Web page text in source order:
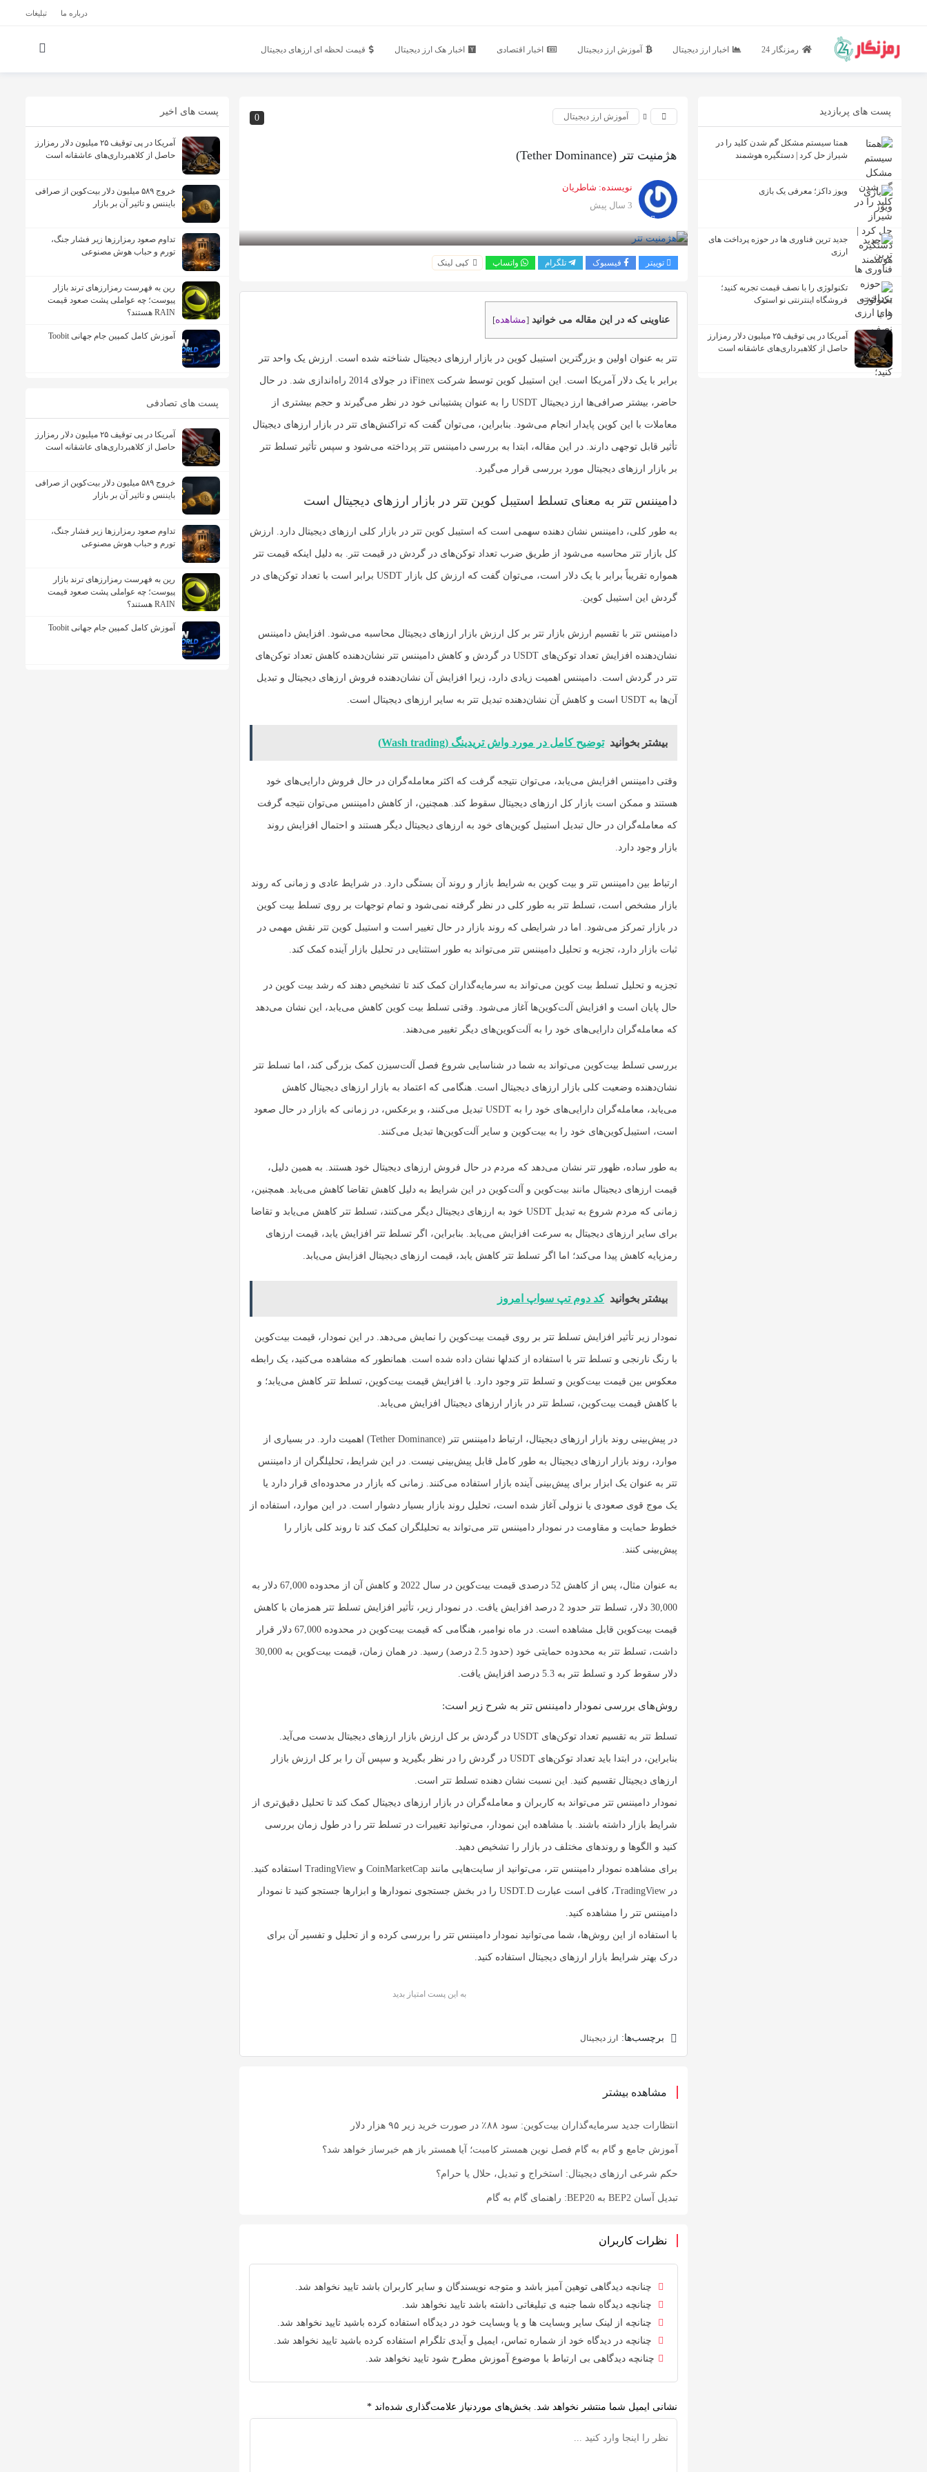
درباره ما تبلیغات
رمزنگار 24 اخبار ارز دیجیتال آموزش ارز دیجیتال اخبار اقتصادی اخبار هک ارز دیجیتال قیمت لحظه ای ارزهای دیجیتال
پست های پربازدید
همتا سیستم مشکل گم شدن کلید را در
شیراز حل کرد | دستگیره هوشمند
ویوز داکز؛ معرفی یک بازی
جدید ترین فناوری ها در حوزه پرداخت های
ارزی
تکنولوژی را با نصف قیمت تجربه کنید؛
فروشگاه اینترنتی نو استوک
آمریکا در پی توقیف ۲۵ میلیون دلار رمزارز
حاصل از کلاهبرداری‌های عاشقانه است
0 آموزش ارز دیجیتال
هژمنیت تتر (Tether Dominance)
نویسنده: شاطریان
3 سال پیش
توییتر فیسبوک تلگرام واتساپ کپی لینک
عناوینی که در این مقاله می خوانید [مشاهده]
تتر به عنوان اولین و بزرگترین استیبل کوین در بازار ارزهای دیجیتال شناخته شده است. ارزش یک واحد تتر
برابر با یک دلار آمریکا است. این استیبل کوین توسط شرکت iFinex در جولای 2014 راه‌اندازی شد. در حال
حاضر، بیشتر صرافی‌ها ارز دیجیتال USDT را به عنوان پشتیبانی خود در نظر می‌گیرند و حجم بیشتری از
معاملات با این کوین پایدار انجام می‌شود. بنابراین، می‌توان گفت که تراکنش‌های تتر در بازار ارزهای دیجیتال
تأثیر قابل توجهی دارند. در این مقاله، ابتدا به بررسی دامیننس تتر پرداخته می‌شود و سپس تأثیر تسلط تتر
بر بازار ارزهای دیجیتال مورد بررسی قرار می‌گیرد.
دامیننس تتر به معنای تسلط استیبل کوین تتر در بازار ارزهای دیجیتال است
به طور کلی، دامیننس نشان دهنده سهمی است که استیبل کوین تتر در بازار کلی ارزهای دیجیتال دارد. ارزش
کل بازار تتر محاسبه می‌شود از طریق ضرب تعداد توکن‌های در گردش در قیمت تتر. به دلیل اینکه قیمت تتر
همواره تقریباً برابر با یک دلار است، می‌توان گفت که ارزش کل بازار USDT برابر است با تعداد توکن‌های در
گردش این استیبل کوین.
دامیننس تتر با تقسیم ارزش بازار تتر بر کل ارزش بازار ارزهای دیجیتال محاسبه می‌شود. افزایش دامیننس
نشان‌دهنده افزایش تعداد توکن‌های USDT در گردش و کاهش دامیننس تتر نشان‌دهنده کاهش تعداد توکن‌های
تتر در گردش است. دامیننس اهمیت زیادی دارد، زیرا افزایش آن نشان‌دهنده فروش ارزهای دیجیتال و تبدیل
آن‌ها به USDT است و کاهش آن نشان‌دهنده تبدیل تتر به سایر ارزهای دیجیتال است.
بیشتر بخوانید توضیح کامل در مورد واش تریدینگ (Wash trading)
وقتی دامیننس افزایش می‌یابد، می‌توان نتیجه گرفت که اکثر معامله‌گران در حال فروش دارایی‌های خود
هستند و ممکن است بازار کل ارزهای دیجیتال سقوط کند. همچنین، از کاهش دامیننس می‌توان نتیجه گرفت
که معامله‌گران در حال تبدیل استیبل کوین‌های خود به ارزهای دیجیتال دیگر هستند و احتمال افزایش روند
بازار وجود دارد.
ارتباط بین دامیننس تتر و بیت کوین به شرایط بازار و روند آن بستگی دارد. در شرایط عادی و زمانی که روند
بازار مشخص است، تسلط تتر به طور کلی در نظر گرفته نمی‌شود و تمام توجهات بر روی تسلط بیت کوین
در بازار تمرکز می‌شود. اما در شرایطی که روند بازار در حال تغییر است و استیبل کوین تتر نقش مهمی در
ثبات بازار دارد، تجزیه و تحلیل دامیننس تتر می‌تواند به طور استثنایی در تحلیل بازار آینده کمک کند.
تجزیه و تحلیل تسلط بیت کوین می‌تواند به سرمایه‌گذاران کمک کند تا تشخیص دهند که رشد بیت کوین در
حال پایان است و افزایش آلت‌کوین‌ها آغاز می‌شود. وقتی تسلط بیت کوین کاهش می‌یابد، این نشان می‌دهد
که معامله‌گران دارایی‌های خود را به آلت‌کوین‌های دیگر تغییر می‌دهند.
بررسی تسلط بیت‌کوین می‌تواند به شما در شناسایی شروع فصل آلت‌سیزن کمک بزرگی کند، اما تسلط تتر
نشان‌دهنده وضعیت کلی بازار ارزهای دیجیتال است. هنگامی که اعتماد به بازار ارزهای دیجیتال کاهش
می‌یابد، معامله‌گران دارایی‌های خود را به USDT تبدیل می‌کنند، و برعکس، در زمانی که بازار در حال صعود
است، استیبل‌کوین‌های خود را به بیت‌کوین و سایر آلت‌کوین‌ها تبدیل می‌کنند.
به طور ساده، ظهور تتر نشان می‌دهد که مردم در حال فروش ارزهای دیجیتال خود هستند. به همین دلیل،
قیمت ارزهای دیجیتال مانند بیت‌کوین و آلت‌کوین در این شرایط به دلیل کاهش تقاضا کاهش می‌یابد. همچنین،
زمانی که مردم شروع به تبدیل USDT خود به ارزهای دیجیتال دیگر می‌کنند، تسلط تتر کاهش می‌یابد و تقاضا
برای سایر ارزهای دیجیتال به سرعت افزایش می‌یابد. بنابراین، اگر تسلط تتر افزایش یابد، قیمت ارزهای
رمزپایه کاهش پیدا می‌کند؛ اما اگر تسلط تتر کاهش یابد، قیمت ارزهای دیجیتال افزایش می‌یابد.
بیشتر بخوانید کد دوم تپ سواپ امروز
نمودار زیر تأثیر افزایش تسلط تتر بر روی قیمت بیت‌کوین را نمایش می‌دهد. در این نمودار، قیمت بیت‌کوین
با رنگ نارنجی و تسلط تتر با استفاده از کندلها نشان داده شده است. همانطور که مشاهده می‌کنید، یک رابطه
معکوس بین قیمت بیت‌کوین و تسلط تتر وجود دارد. با افزایش قیمت بیت‌کوین، تسلط تتر کاهش می‌یابد؛ و
با کاهش قیمت بیت‌کوین، تسلط تتر در بازار ارزهای دیجیتال افزایش می‌یابد.
در پیش‌بینی روند بازار ارزهای دیجیتال، ارتباط دامیننس تتر (Tether Dominance) اهمیت دارد. در بسیاری از
موارد، روند بازار ارزهای دیجیتال به طور کامل قابل پیش‌بینی نیست. در این شرایط، تحلیلگران از دامیننس
تتر به عنوان یک ابزار برای پیش‌بینی آینده بازار استفاده می‌کنند. زمانی که بازار در محدوده‌ای قرار دارد یا
یک موج قوی صعودی یا نزولی آغاز شده است، تحلیل روند بازار بسیار دشوار است. در این موارد، استفاده از
خطوط حمایت و مقاومت در نمودار دامیننس تتر می‌تواند به تحلیلگران کمک کند تا روند کلی بازار را
پیش‌بینی کنند.
به عنوان مثال، پس از کاهش 52 درصدی قیمت بیت‌کوین در سال 2022 و کاهش آن از محدوده 67,000 دلار به
30,000 دلار، تسلط تتر حدود 2 درصد افزایش یافت. در نمودار زیر، تأثیر افزایش تسلط تتر همزمان با کاهش
قیمت بیت‌کوین قابل مشاهده است. در ماه نوامبر، هنگامی که قیمت بیت‌کوین در محدوده 67,000 دلار قرار
داشت، تسلط تتر به محدوده حمایتی خود (حدود 2.5 درصد) رسید. در همان زمان، قیمت بیت‌کوین به 30,000
دلار سقوط کرد و تسلط تتر به 5.3 درصد افزایش یافت.
روش‌های بررسی نمودار دامیننس تتر به شرح زیر است:
تسلط تتر به تقسیم تعداد توکن‌های USDT در گردش بر کل ارزش بازار ارزهای دیجیتال بدست می‌آید.
بنابراین، در ابتدا باید تعداد توکن‌های USDT در گردش را در نظر بگیرید و سپس آن را بر کل ارزش بازار
ارزهای دیجیتال تقسیم کنید. این نسبت نشان دهنده تسلط تتر است.
نمودار دامیننس تتر می‌تواند به کاربران و معامله‌گران در بازار ارزهای دیجیتال کمک کند تا تحلیل دقیق‌تری از
شرایط بازار داشته باشند. با مشاهده این نمودار، می‌توانید تغییرات در تسلط تتر را در طول زمان بررسی
کنید و الگوها و روندهای مختلف در بازار را تشخیص دهید.
برای مشاهده نمودار دامیننس تتر، می‌توانید از سایت‌هایی مانند CoinMarketCap و TradingView استفاده کنید.
در TradingView، کافی است عبارت USDT.D را در بخش جستجوی نمودارها و ابزارها جستجو کنید تا نمودار
دامیننس تتر را مشاهده کنید.
با استفاده از این روش‌ها، شما می‌توانید نمودار دامیننس تتر را بررسی کرده و از تحلیل و تفسیر آن برای
درک بهتر شرایط بازار ارزهای دیجیتال استفاده کنید.
به این پست امتیاز بدید
برچسب‌ها: ارز دیجیتال
مشاهده بیشتر
انتظارات جدید سرمایه‌گذاران بیت‌کوین: سود ۸۸٪ در صورت خرید زیر ۹۵ هزار دلار
آموزش جامع و گام به گام فصل نوین همستر کامبت؛ آیا همستر باز هم خبرساز خواهد شد؟
حکم شرعی ارزهای دیجیتال: استخراج و تبدیل، حلال یا حرام؟
تبدیل آسان BEP2 به BEP20: راهنمای گام به گام
نظرات کاربران
چنانچه دیدگاهی توهین آمیز باشد و متوجه نویسندگان و سایر کاربران باشد تایید نخواهد شد.
چنانچه دیدگاه شما جنبه ی تبلیغاتی داشته باشد تایید نخواهد شد.
چنانچه از لینک سایر وبسایت ها و یا وبسایت خود در دیدگاه استفاده کرده باشید تایید نخواهد شد.
چنانچه در دیدگاه خود از شماره تماس، ایمیل و آیدی تلگرام استفاده کرده باشید تایید نخواهد شد.
چنانچه دیدگاهی بی ارتباط با موضوع آموزش مطرح شود تایید نخواهد شد.
نشانی ایمیل شما منتشر نخواهد شد. بخش‌های موردنیاز علامت‌گذاری شده‌اند *
پست های اخیر
آمریکا در پی توقیف ۲۵ میلیون دلار رمزارز
حاصل از کلاهبرداری‌های عاشقانه است
خروج ۵۸۹ میلیون دلار بیت‌کوین از صرافی
بایننس و تاثیر آن بر بازار
تداوم صعود رمزارزها زیر فشار جنگ،
تورم و حباب هوش مصنوعی
رین به فهرست رمزارزهای ترند بازار
پیوست؛ چه عواملی پشت صعود قیمت
RAIN هستند؟
آموزش کامل کمپین جام جهانی Toobit
پست های تصادفی
آمریکا در پی توقیف ۲۵ میلیون دلار رمزارز
حاصل از کلاهبرداری‌های عاشقانه است
خروج ۵۸۹ میلیون دلار بیت‌کوین از صرافی
بایننس و تاثیر آن بر بازار
تداوم صعود رمزارزها زیر فشار جنگ،
تورم و حباب هوش مصنوعی
رین به فهرست رمزارزهای ترند بازار
پیوست؛ چه عواملی پشت صعود قیمت
RAIN هستند؟
آموزش کامل کمپین جام جهانی Toobit